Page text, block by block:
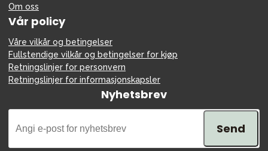
Om oss
Vår policy
Våre vilkår og betingelser
Fullstendige vilkår og betingelser for kjøp
Retningslinjer for personvern
Retningslinjer for informasjonskapsler
Nyhetsbrev
Send